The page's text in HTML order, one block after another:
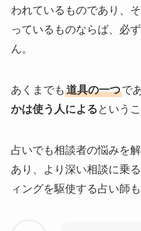
われているものであり、
っているものならば、必
ん。
あくまでも 道具の一つで
かは使う人による という
占いでも相談者の悩みを
あり、より深い相談に乗
ィングを駆使する占い師